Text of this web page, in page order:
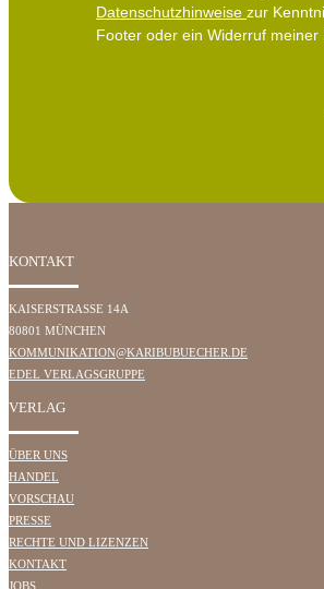
Datenschutzhinweise zur
Footer oder ein Widerruf
KONTAKT
KAISERSTRASSE 14A
80801 MÜNCHEN
KOMMUNIKATION@KARIBUBUECHER.DE
EDEL VERLAGSGRUPPE
VERLAG
ÜBER UNS
HANDEL
VORSCHAU
PRESSE
RECHTE UND LIZENZEN
KONTAKT
JOBS